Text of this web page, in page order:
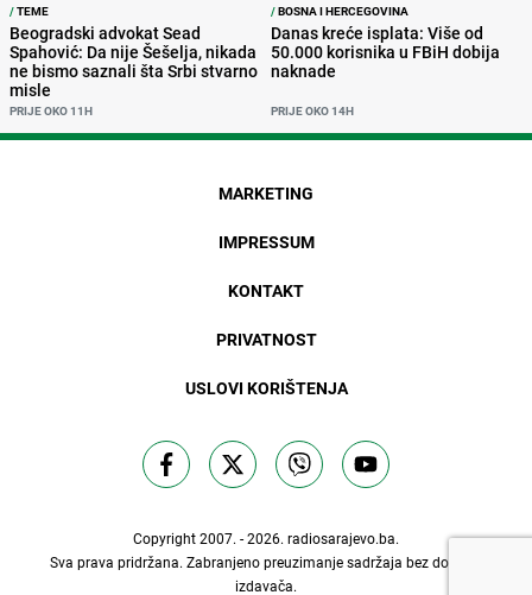
/TEME
Beogradski advokat Sead
Spahović: Da nije Šešelja, nikada
ne bismo saznali šta Srbi stvarno
misle
PRIJE OKO 11H
/BOSNA I HERCEGOVINA
Danas kreće isplata: Više od
50.000 korisnika u FBiH dobija
naknade
PRIJE OKO 14H
MARKETING
IMPRESSUM
KONTAKT
PRIVATNOST
USLOVI KORIŠTENJA
Copyright 2007. - 2026. radiosarajevo.ba.
Sva prava pridržana. Zabranjeno preuzimanje sadržaja bez dozvole
izdavača.